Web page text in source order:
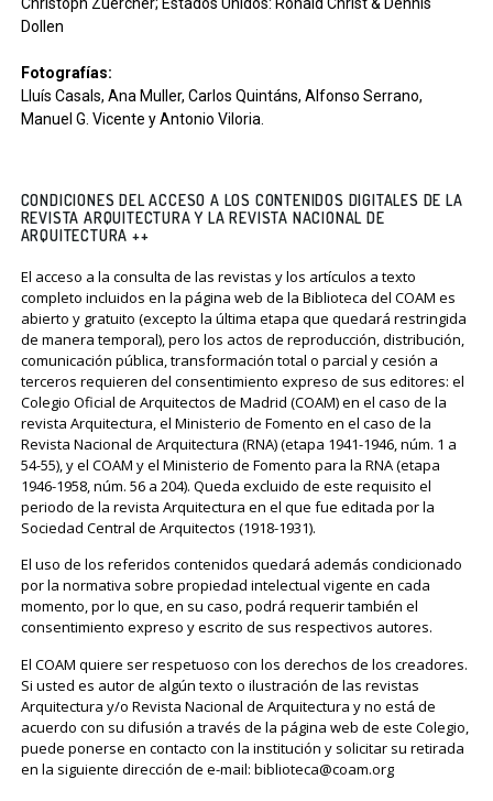
Dollen
Fotografías:
Lluís Casals, Ana Muller, Carlos Quintáns, Alfonso Serrano,
Manuel G. Vicente y Antonio Viloria.
CONDICIONES DEL ACCESO A LOS CONTENIDOS DIGITALES DE LA
REVISTA ARQUITECTURA Y LA REVISTA NACIONAL DE
ARQUITECTURA ++
El acceso a la consulta de las revistas y los artículos a texto
completo incluidos en la página web de la Biblioteca del COAM es
abierto y gratuito (excepto la última etapa que quedará restringida
de manera temporal), pero los actos de reproducción, distribución,
comunicación pública, transformación total o parcial y cesión a
terceros requieren del consentimiento expreso de sus editores: el
Colegio Oficial de Arquitectos de Madrid (COAM) en el caso de la
revista Arquitectura, el Ministerio de Fomento en el caso de la
Revista Nacional de Arquitectura (RNA) (etapa 1941-1946, núm. 1 a
54-55), y el COAM y el Ministerio de Fomento para la RNA (etapa
1946-1958, núm. 56 a 204). Queda excluido de este requisito el
periodo de la revista Arquitectura en el que fue editada por la
Sociedad Central de Arquitectos (1918-1931).
El uso de los referidos contenidos quedará además condicionado
por la normativa sobre propiedad intelectual vigente en cada
momento, por lo que, en su caso, podrá requerir también el
consentimiento expreso y escrito de sus respectivos autores.
El COAM quiere ser respetuoso con los derechos de los creadores.
Si usted es autor de algún texto o ilustración de las revistas
Arquitectura y/o Revista Nacional de Arquitectura y no está de
acuerdo con su difusión a través de la página web de este Colegio,
puede ponerse en contacto con la institución y solicitar su retirada
en la siguiente dirección de e-mail: biblioteca@coam.org